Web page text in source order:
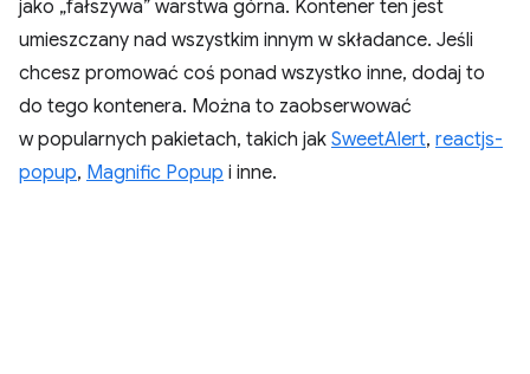
jako „fałszywa” warstwa górna. Kontener ten jest
umieszczany nad wszystkim innym w składance. Jeśli
chcesz promować coś ponad wszystko inne, dodaj to
do tego kontenera. Można to zaobserwować
w popularnych pakietach, takich jak SweetAlert, reactjs-
popup, Magnific Popup i inne.